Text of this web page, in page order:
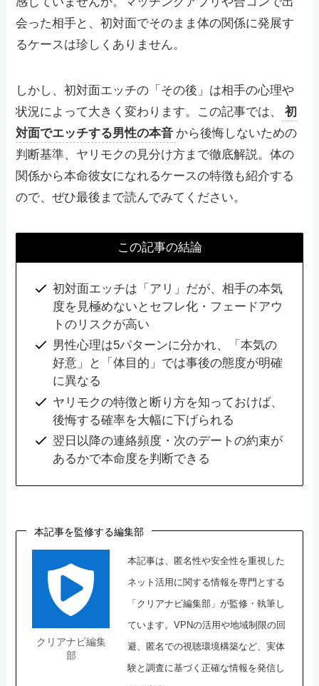
会った相手と、初対面でそのまま体の関係に発展す
るケースは珍しくありません。
しかし、初対面エッチの「その後」は相手の心理や
状況によって大きく変わります。この記事では、
初
対面でエッチする男性の本音 から後悔しないための
判断基準、ヤリモクの見分け方まで徹底解説。体の
関係から本命彼女になれるケースの特徴も紹介する
ので、ぜひ最後まで読んでみてください。
この記事の結論
初対面エッチは「アリ」だが、相手の本気
度を見極めないとセフレ化・フェードアウ
トのリスクが高い
男性心理は5パターンに分かれ、「本気の
好意」と「体目的」では事後の態度が明確
に異なる
ヤリモクの特徴と断り方を知っておけば、
後悔する確率を大幅に下げられる
翌日以降の連絡頻度・次のデートの約束が
あるかで本命度を判断できる
本記事を監修する編集部
クリアナビ編集
部
本記事は、匿名性や安全性を重視した
ネット活用に関する情報を専門とする
「クリアナビ編集部」が監修・執筆し
ています。VPNの活用や地域制限の回
避、匿名での視聴環境構築など、実体
験と調査に基づく正確な情報を発信し